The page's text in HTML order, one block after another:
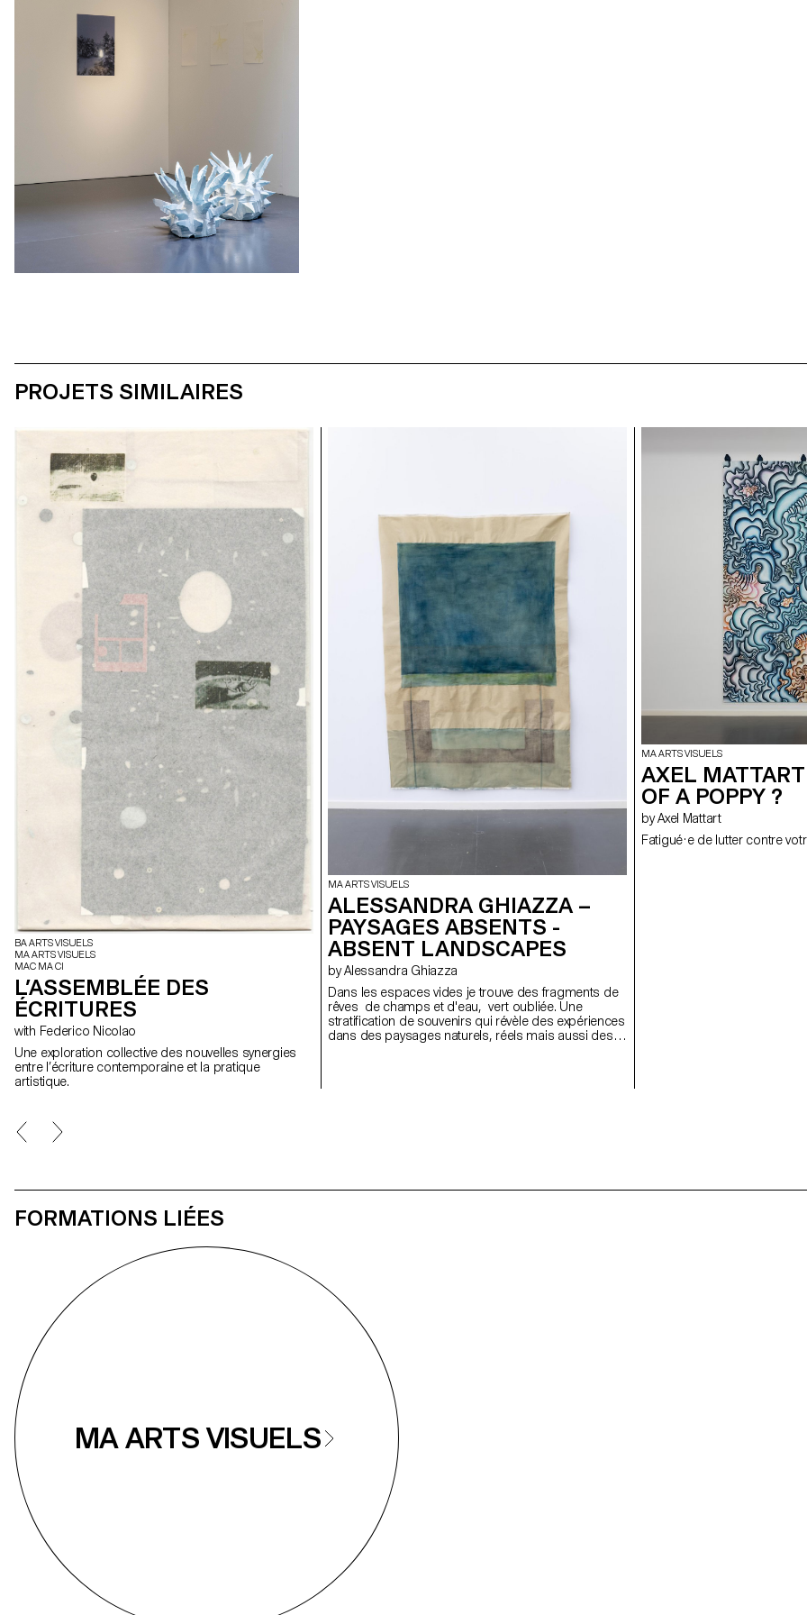
PROJETS SIMILAIRES
BA ARTS VISUELS
MA ARTS VISUELS
MAC MA CI
L’ASSEMBLÉE DES
ÉCRITURES
with Federico Nicolao
Une exploration collective des nouvelles synergies
entre l’écriture contemporaine et la pratique
artistique.
MA ARTS VISUELS
ALESSANDRA GHIAZZA –
PAYSAGES ABSENTS -
ABSENT LANDSCAPES
by Alessandra Ghiazza
Dans les espaces vides je trouve des fragments de
rêves de champs et d'eau, vert oubliée. Une
stratification de souvenirs qui révèle des expériences
dans des paysages naturels, réels mais aussi des
MA ARTS VISUELS
AXEL
OF A POPPY ?
by Axel Mattart
Fatigué·e de lutter contre
FORMATIONS LIÉES
MA ARTS VISUELS